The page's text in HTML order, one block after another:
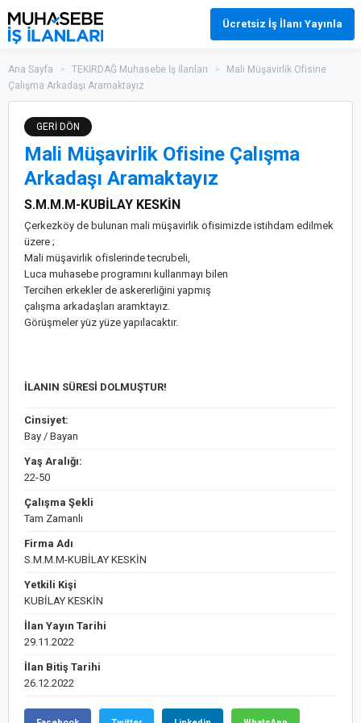
Ücretsiz İş İlanı Yayınla
Ana Sayfa > TEKİRDAĞ Muhasebe İş İlanları >
Mali Müşavirlik Ofisine
Çalışma Arkadaşı Aramaktayız
GERİ DÖN
Mali Müşavirlik Ofisine Çalışma
Arkadaşı Aramaktayız
S.M.M.M-KUBİLAY KESKİN
Çerkezköy de bulunan mali müşavirlik ofisimizde istihdam edilmek
üzere ;
Mali müşavirlik ofislerinde tecrubeli,
Luca muhasebe programını kullanmayı bilen
Tercihen erkekler de askererliğini yapmış
çalışma arkadaşları aramktayız.
Görüşmeler yüz yüze yapılacaktır.
İLANIN SÜRESİ DOLMUŞTUR!
Cinsiyet:
Bay / Bayan
Yaş Aralığı:
22-50
Çalışma Şekli
Tam Zamanlı
Firma Adı
S.M.M.M-KUBİLAY KESKİN
Yetkili Kişi
KUBİLAY KESKİN
İlan Yayın Tarihi
29.11.2022
İlan Bitiş Tarihi
26.12.2022